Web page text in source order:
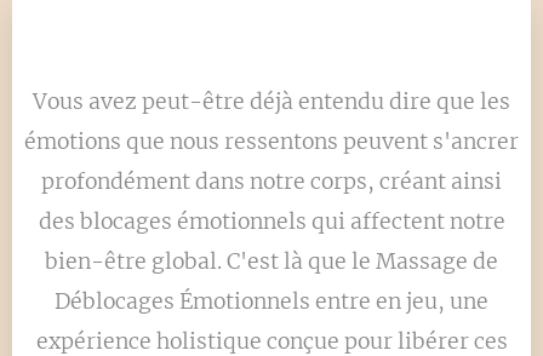
Vous avez peut-être déjà entendu dire que les
émotions que nous ressentons peuvent s'ancrer
profondément dans notre corps, créant ainsi
des blocages émotionnels qui affectent notre
bien-être global. C'est là que le Massage de
Déblocages Émotionnels entre en jeu, une
expérience holistique conçue pour libérer ces